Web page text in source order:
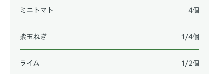
ミニトマト 4個
紫玉ねぎ 1/4個
ライム 1/2個